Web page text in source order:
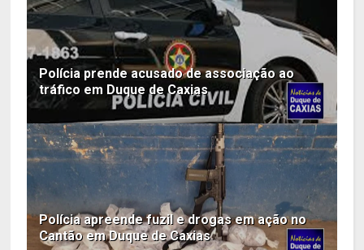
Polícia prende acusado de associação ao
tráfico em Duque de Caxias
Polícia apreende fuzil e drogas em ação no
Cantão em Duque de Caxias